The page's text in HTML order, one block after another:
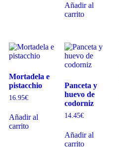
Añadir al
carrito
Mortadela e
pistacchio
16.95€
Añadir al
carrito
Panceta y
huevo de
codorniz
14.45€
Añadir al
carrito